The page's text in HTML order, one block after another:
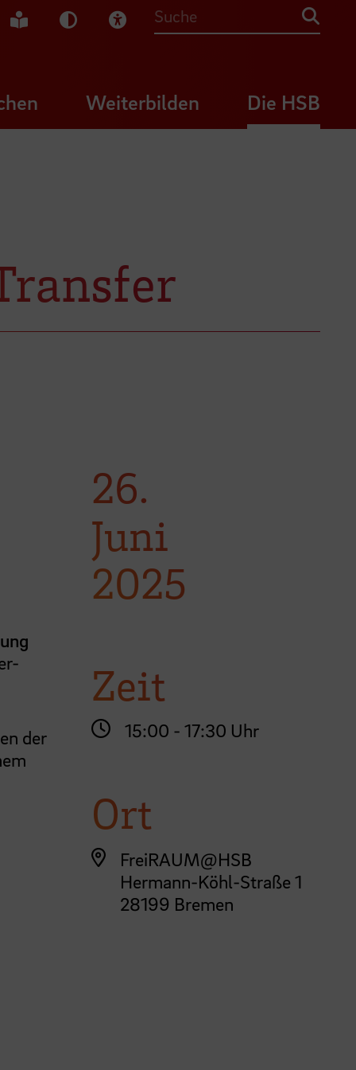
Gebärdensprache
Leichte Sprache
Dunkel-Modus
Visuelle Hilfe
Suche
Weiterbilden Die HSB
der
26.
Juni
2025
Zeit
15:00 - 17:30 Uhr
Ort
FreiRAUM@HSB
Hermann-Köhl-Straße 1
28199 Bremen